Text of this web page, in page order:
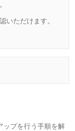
いただけます。
ップを行う手順を解